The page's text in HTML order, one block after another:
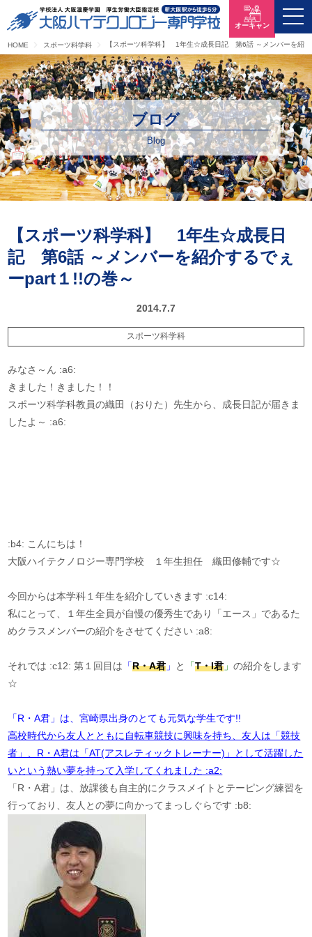
HOME スポーツ科学科 【スポーツ科学科】 1年生☆成長日記 第6話 ～メンバーを紹介
オーキャン
ブログ
Blog
【スポーツ科学科】 1年生☆成長日
記 第6話 ～メンバーを紹介するでぇ
ーpart１!!の巻～
2014.7.7
スポーツ科学科
みなさ～ん :a6:
きました！きました！！
スポーツ科学科教員の織田（おりた）先生から、成長日記が届きま
したよ～ :a6:
:b4: こんにちは！
大阪ハイテクノロジー専門学校 １年生担任 織田修輔です☆
今回からは本学科１年生を紹介していきます :c14:
私にとって、１年生全員が自慢の優秀生であり「エース」であるた
めクラスメンバーの紹介をさせてください :a8:
それでは :c12: 第１回目は 「R・A君 」 と 「T・I君 」の紹介をします
☆
「R・A君」は、宮崎県出身のとても元気な学生です!!
高校時代から友人とともに自転車競技に興味を持ち、友人は「競技
者」、R・A君は「AT(アスレティックトレーナー)」として活躍した
いという熱い夢を持って入学してくれました :a2:
「R・A君」は、放課後も自主的にクラスメイトとテーピング練習を
行っており、友人との夢に向かってまっしぐらです :b8: